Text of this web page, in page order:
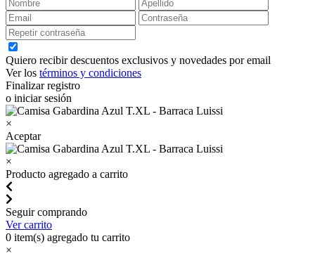
Quiero recibir descuentos exclusivos y novedades por email
Ver los términos y condiciones
Finalizar registro
o iniciar sesión
×
Aceptar
×
Producto agregado a carrito
Seguir comprando
Ver carrito
0 item(s) agregado tu carrito
×